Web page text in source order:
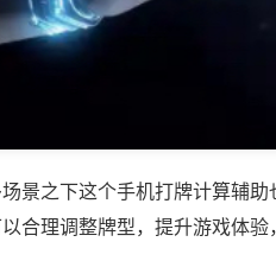
景之下这个手机打牌计算辅
合理调整牌型，提升游戏体验